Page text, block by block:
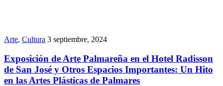
Arte, Cultura 3 septiembre, 2024
Exposición de Arte Palmareña en el Hotel Radisson
de San José y Otros Espacios Importantes: Un Hito
en las Artes Plásticas de Palmares